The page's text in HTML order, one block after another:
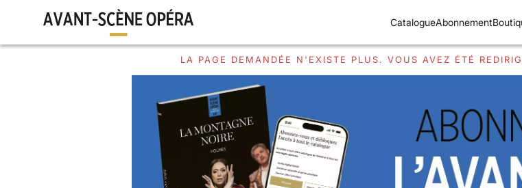
CatalogueAbonnement
LA PAGE DEMANDÉE N'EXISTE PLUS. VOUS AVEZ ÉTÉ